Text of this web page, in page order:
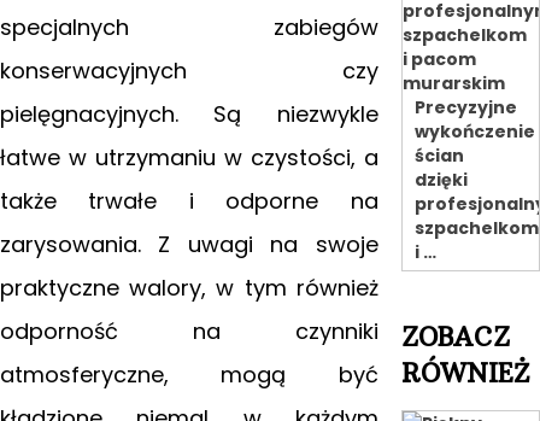
specjalnych zabiegów
konserwacyjnych czy
pielęgnacyjnych. Są niezwykle
łatwe w utrzymaniu w czystości, a
także trwałe i odporne na
zarysowania. Z uwagi na swoje
praktyczne walory, w tym również
odporność na czynniki
atmosferyczne, mogą być
Precyzyjne
wykończenie
ścian
dzięki
szpachelkom
i …
ZOBACZ
RÓWNIEŻ